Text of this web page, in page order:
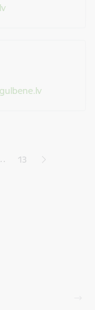
13